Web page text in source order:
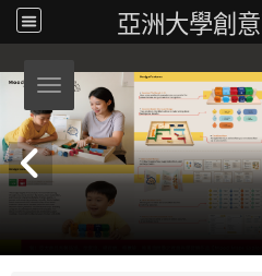
亞洲大學創
Toggle navigation